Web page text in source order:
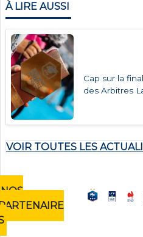
À LIRE AUSSI
Cap sur la
des Arbitres
VOIR TOUTES LES
NOS